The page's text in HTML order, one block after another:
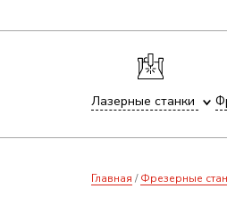
Лазерные станки
Главная Фрезерные